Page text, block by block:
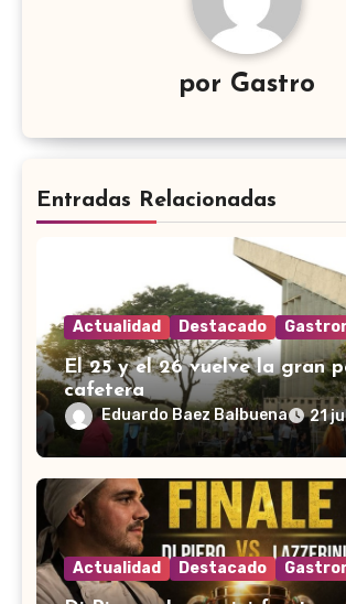
por Gastro
Entradas Relacionadas
Actualidad Destacado
El 25 y el 26 vuelve la gran
cafetera
Eduardo Baez Balbuena 21
Actualidad Destacado